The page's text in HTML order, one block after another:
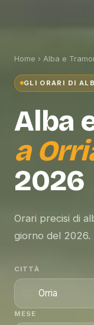
Home › Alba e
GLI ORARI DI
Alba
a
2026
Orari precisi di
giorno del 2026.
CITTÀ
MESE